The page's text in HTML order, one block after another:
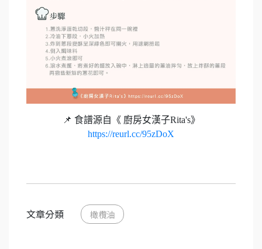
📌 食譜源自《 廚房女漢子Rita's》
https://reurl.cc/95zDoX
文章分類 橄欖油